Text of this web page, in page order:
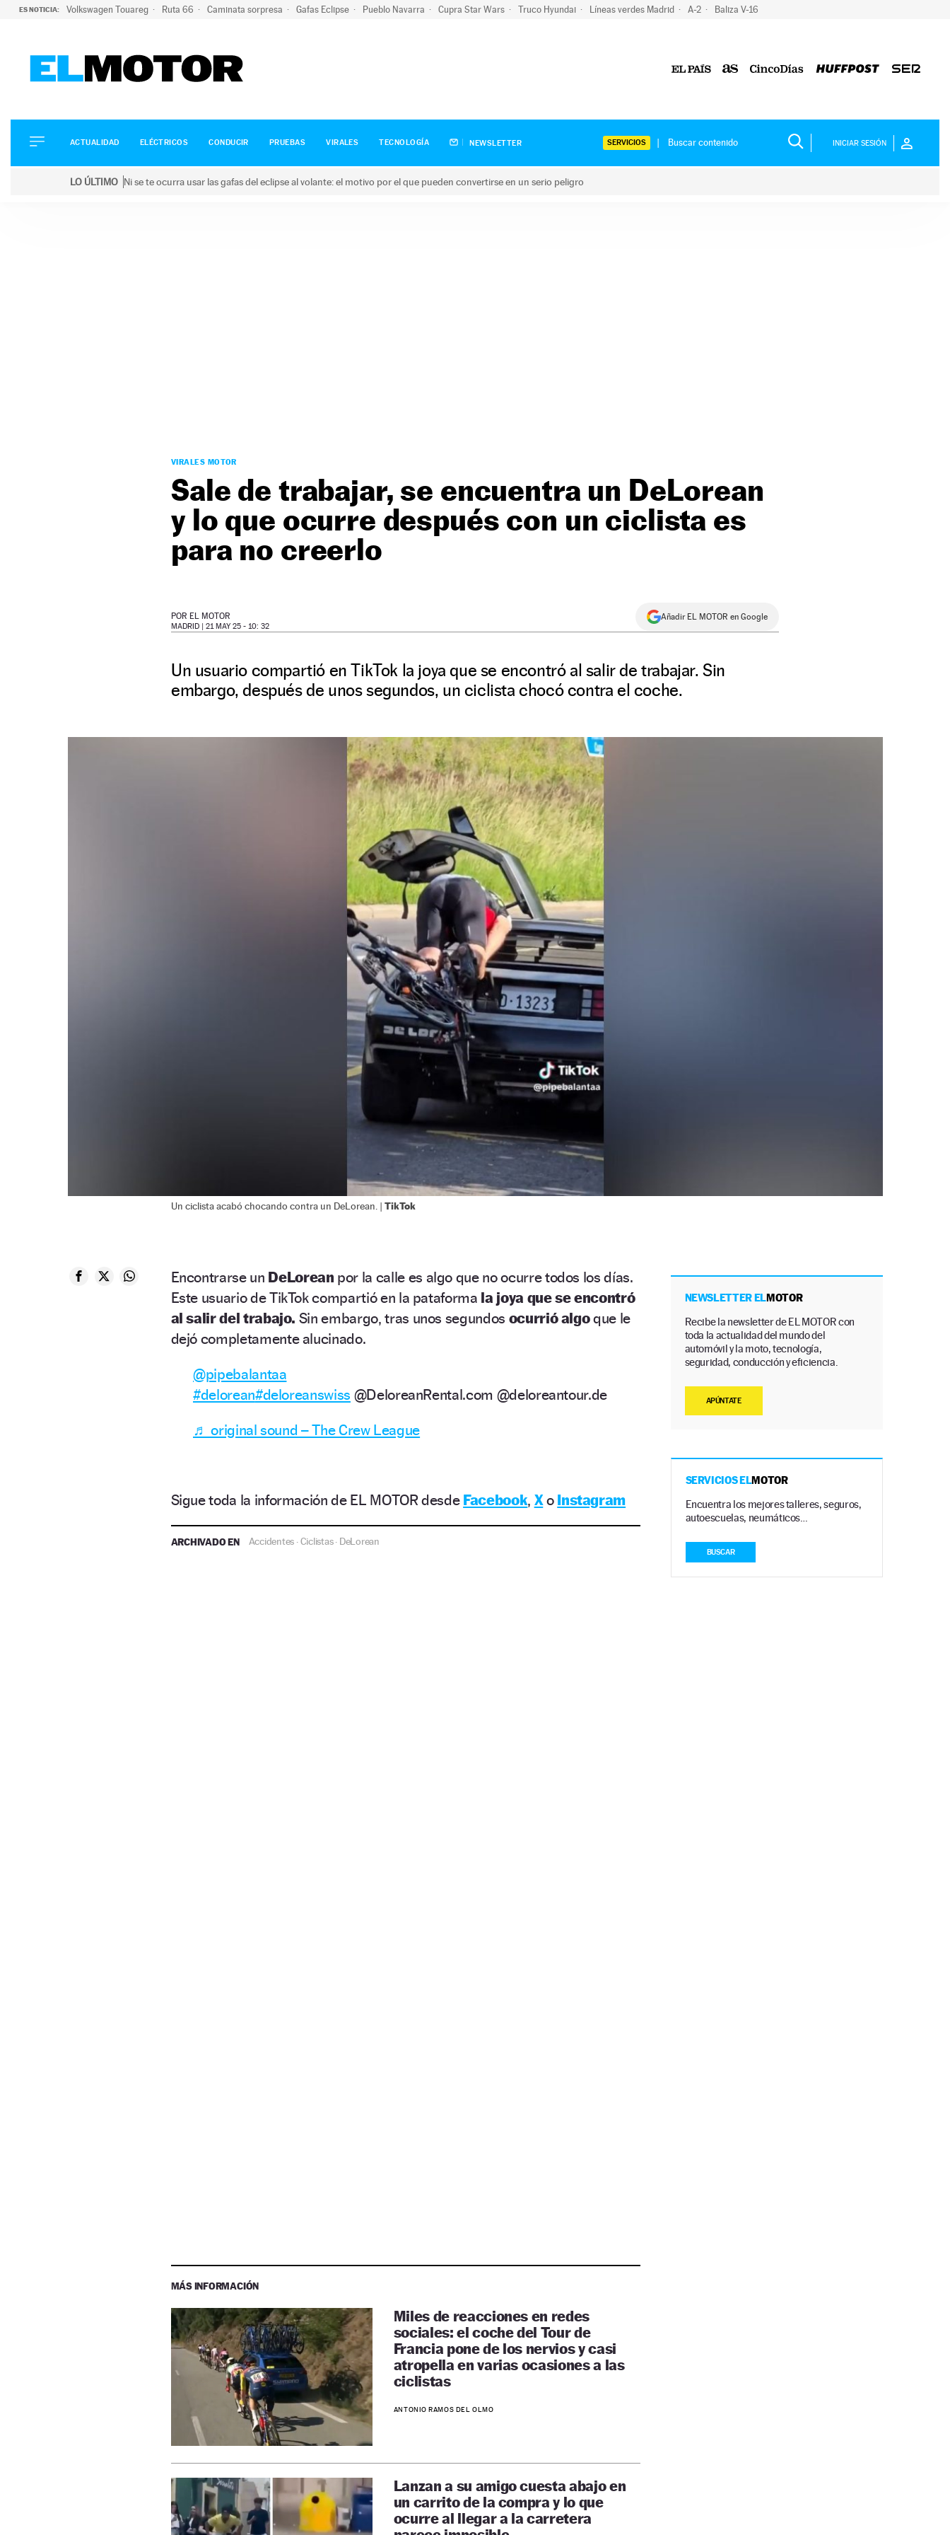
ES NOTICIA: Volkswagen Touareg Ruta 66 Caminata sorpresa Gafas Eclipse Pueblo Navarra Cupra Star Wars Truco Hyundai Líneas verdes Madrid A-2 Baliza V-16
ELÉCTRICOS
CONDUCIR
ACTUALIDAD ELÉCTRICOS CONDUCIR PRUEBAS VIRALES TECNOLOGÍA NEWSLETTER SERVICIOS INICIAR SESIÓN
LO ÚLTIMO Ni se te ocurra usar las gafas del eclipse al volante: el motivo por el que pueden convertirse en un serio peligro
VIRALES MOTOR
Sale de trabajar, se encuentra un DeLorean
y lo que ocurre después con un ciclista es
para no creerlo
POR EL MOTOR
MADRID | 21 MAY 25 - 10: 32
Añadir EL MOTOR en Google
Un usuario compartió en TikTok la joya que se encontró al salir de trabajar. Sin
embargo, después de unos segundos, un ciclista chocó contra el coche.
Un ciclista acabó chocando contra un DeLorean. | TikTok
Encontrarse un DeLorean por la calle es algo que no ocurre todos los días.
Este usuario de TikTok compartió en la pataforma la joya que se encontró
al salir del trabajo. Sin embargo, tras unos segundos ocurrió algoque le
dejó completamente alucinado.
@pipebalantaa
#delorean#deloreanswiss @DeloreanRental.com @deloreantour.de
♬ original sound – The Crew League
Sigue toda la información de EL MOTOR desde Facebook, Xo Instagram
ARCHIVADO EN Accidentes ·Ciclistas· DeLorean
MÁS INFORMACIÓN
Miles de reacciones en redes
sociales: el coche del Tour de
Francia pone de los nervios y casi
atropella en varias ocasiones a las
ciclistas
ANTONIO RAMOS DEL OLMO
Lanzan a su amigo cuesta abajo en
un carrito de la compra y lo que
ocurre al llegar a la carretera
NEWSLETTER ELMOTOR
Recibe la newsletter de EL MOTOR con
toda la actualidad del mundo del
automóvil y la moto, tecnología,
seguridad, conducción y eficiencia.
APÚNTATE
SERVICIOS ELMOTOR
Encuentra los mejores talleres, seguros,
autoescuelas, neumáticos…
BUSCAR